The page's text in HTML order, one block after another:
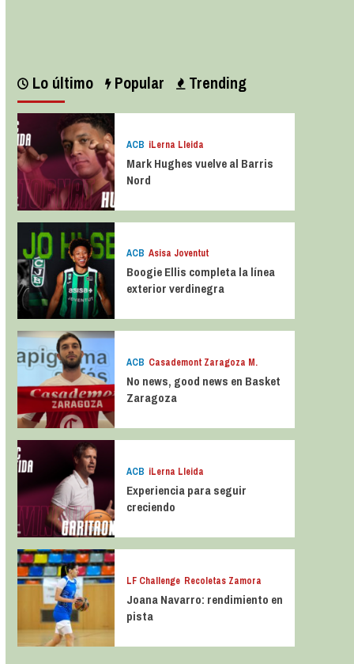
Lo último Popular Trending
ACB iLerna Lleida
Mark Hughes vuelve al Barris
Nord
ACB Asisa Joventut
Boogie Ellis completa la línea
exterior verdinegra
ACB Casademont Zaragoza M.
No news, good news en Basket
Zaragoza
ACB iLerna Lleida
Experiencia para seguir
creciendo
LF Challenge Recoletas Zamora
Joana Navarro: rendimiento en
pista